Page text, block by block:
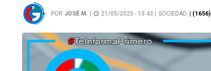
POR JOSÉ M. 21/05/2025 - 13:43 | SOCIEDAD |